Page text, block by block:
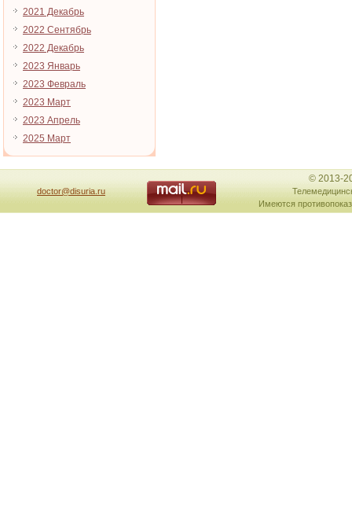
2021 Декабрь
2022 Сентябрь
2022 Декабрь
2023 Январь
2023 Февраль
2023 Март
2023 Апрель
2025 Март
doctor@disuria.ru
© 2013-
Имеются